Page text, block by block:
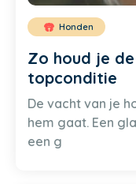
Honden
Zo houd je
topconditie
De vacht van je
hem gaat. Een
een g